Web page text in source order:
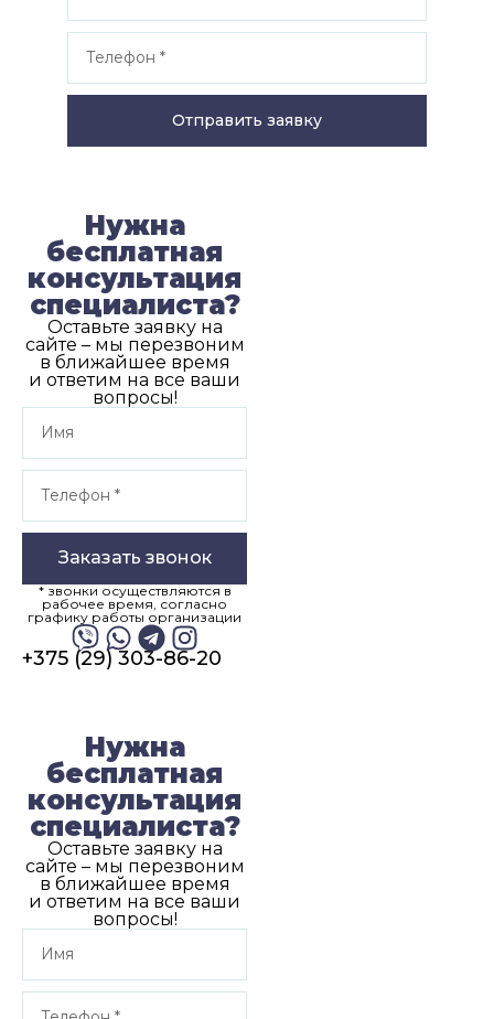
Отправить заявку
Нужна
бесплатная
консультация
специалиста?
Оставьте заявку на
сайте – мы перезвоним
в ближайшее время
и ответим на все ваши
вопросы!
Заказать звонок
* звонки осуществляются в
рабочее время, согласно
графику работы организации
+375 (29) 303-86-20
Нужна
бесплатная
консультация
специалиста?
Оставьте заявку на
сайте – мы перезвоним
в ближайшее время
и ответим на все ваши
вопросы!